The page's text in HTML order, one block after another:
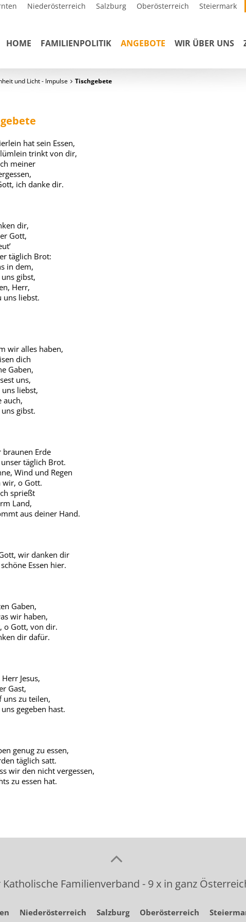
Niederösterreich Salzburg Oberösterreich Steiermark
HOME FAMILIENPOLITIK ANGEBOTE WIR ÜBER UNS
und Licht - Impulse Tischgebete
hat sein Essen,
trinkt von dir,
meiner
ich danke dir.
dir,
Gott,
täglich Brot:
in dem,
gibst,
Herr,
uns liebst.
wir alles haben,
dich
Gaben,
uns,
liebst,
auch,
gibst.
braunen Erde
täglich Brot.
Wind und Regen
wir, o Gott.
sprießt
Land,
aus deiner Hand.
wir danken dir
Essen hier.
Gaben,
wir haben,
o Gott, von dir.
dir dafür.
Jesus,
Gast,
uns zu teilen,
gegeben hast.
genug zu essen,
täglich satt.
wir den nicht vergessen,
zu essen hat.
Katholische Familienverband - 9 x in ganz
Niederösterreich Salzburg Oberösterreich